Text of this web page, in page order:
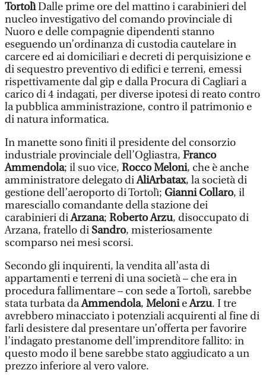
TortolìDalle prime ore del mattino i carabinieri del
nucleo investigativo del comando provinciale di
Nuoro e delle compagnie dipendenti stanno
eseguendo un’ordinanza di custodia cautelare in
carcere ed ai domiciliari e decreti di perquisizione e
di sequestro preventivo di edifici e terreni, emessi
rispettivamente dal gip e dalla Procura di Cagliari a
carico di 4 indagati, per diverse ipotesi di reato contro
la pubblica amministrazione, contro il patrimonio e
di natura informatica.
In manette sono finiti il presidente del consorzio
industriale provinciale dell’Ogliastra, Franco
Ammendola; il suo vice, Rocco Meloni, che è anche
amministratore delegato diAliArbatax, la società di
gestione dell’aeroporto di Tortolì; Gianni Collaro, il
maresciallo comandante della stazione dei
carabinieri diArzana; Roberto Arzu, disoccupato di
Arzana, fratello di Sandro, misteriosamente
scomparso nei mesi scorsi.
Secondo gli inquirenti, la vendita all’asta di
appartamenti e terreni di una società – che era in
procedura fallimentare – con sede a Tortolì, sarebbe
stata turbata daAmmendola, MelonieArzu. I tre
avrebbero minacciato i potenziali acquirenti al fine di
farli desistere dal presentare un’offerta per favorire
l’indagato prestanome dell’imprenditore fallito: in
questo modo il bene sarebbe stato aggiudicato a un
prezzo inferiore al vero valore.